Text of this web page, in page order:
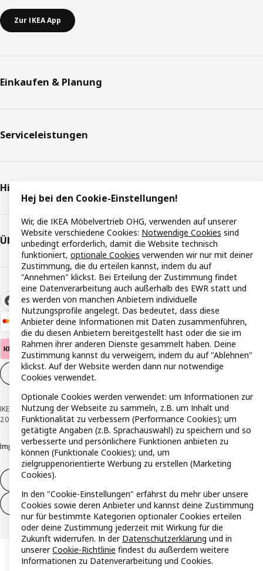
Zur IKEA App
Einkaufen & Planung
Serviceleistungen
Hilfe & Support
Über IKEA
Cookie-Einstellungen
IKEA Österreich - Südring, 2334 Vösendorf © Inter IKEA Systems B.V. 1999-
2026
ImpressumDatenschutzerklärungCookie RichtlinieResponsible Disclosure
Widerruf / Rückgabe
Widerrufsrecht ausüben (Services)
Hej bei den Cookie-Einstellungen!
Wir, die IKEA Möbelvertrieb OHG, verwenden auf unserer
Website verschiedene Cookies: Notwendige Cookies sind
unbedingt erforderlich, damit die Website technisch
funktioniert, optionale Cookies verwenden wir nur mit deiner
Zustimmung, die du erteilen kannst, indem du auf
"Annehmen" klickst. Bei Erteilung der Zustimmung findet
eine Datenverarbeitung auch außerhalb des EWR statt und
es werden von manchen Anbietern individuelle
Nutzungsprofile angelegt. Das bedeutet, dass diese
Anbieter deine Informationen mit Daten zusammenführen,
die du diesen Anbietern bereitgestellt hast oder die sie im
Rahmen ihrer anderen Dienste gesammelt haben. Deine
Zustimmung kannst du verweigern, indem du auf "Ablehnen"
klickst. Auf der Website werden dann nur notwendige
Cookies verwendet.
Optionale Cookies werden verwendet: um Informationen zur
Nutzung der Webseite zu sammeln, z.B. um Inhalt und
Funktionalität zu verbessern (Performance Cookies); um
getätigte Angaben (z.B. Sprachauswahl) zu speichern und so
verbesserte und persönlichere Funktionen anbieten zu
können (Funktionale Cookies); und, um
zielgruppenorientierte Werbung zu erstellen (Marketing
Cookies).
In den "Cookie-Einstellungen" erfährst du mehr über unsere
Cookies sowie deren Anbieter und kannst deine Zustimmung
nur für bestimmte Kategorien optionaler Cookies erteilen
oder deine Zustimmung jederzeit mit Wirkung für die
Zukunft widerrufen. In der Datenschutzerklärung und in
unsererCookie-Richtlinie findest du außerdem weitere
Informationen zu Datenverarbeitung und Cookies.